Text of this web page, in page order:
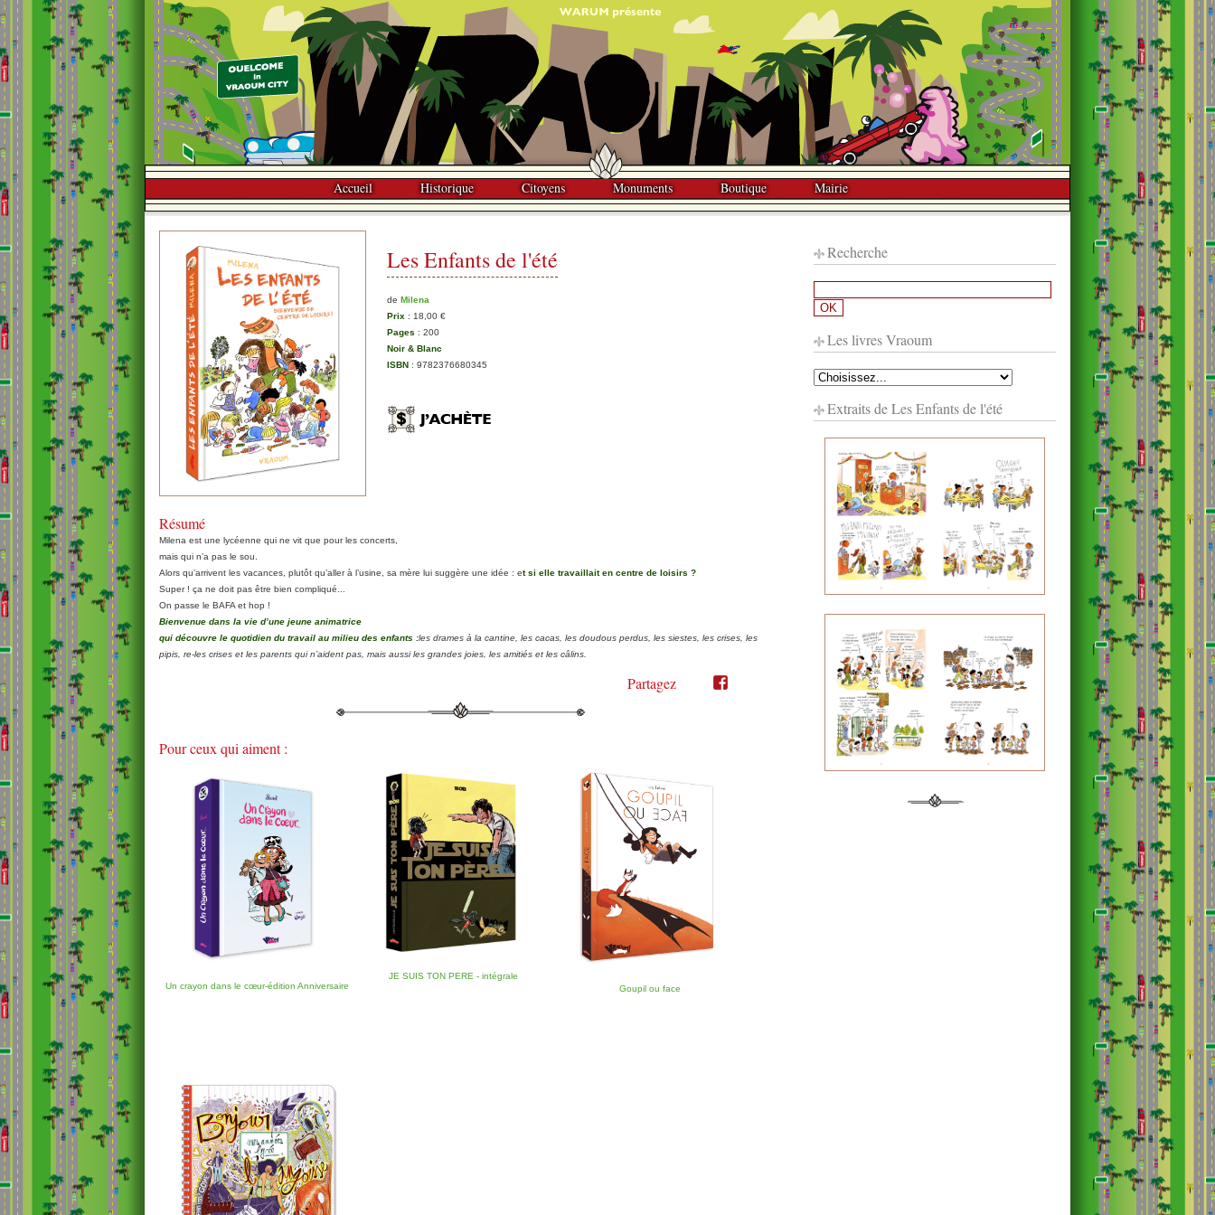
Accueil Historique Citoyens Monuments Boutique Mairie
Les Enfants de l'été
de Milena
Prix : 18,00 €
Pages : 200
Noir & Blanc
ISBN : 9782376680345
Résumé
Milena est une lycéenne qui ne vit que pour les concerts,
mais qui n’a pas le sou.
Alors qu’arrivent les vacances, plutôt qu’aller à l’usine, sa mère lui suggère une idée : et si elle travaillait en centre de loisirs ?
Super ! ça ne doit pas être bien compliqué...
On passe le BAFA et hop !
Bienvenue dans la vie d’une jeune animatrice
qui découvre le quotidien du travail au milieu des enfants :les drames à la cantine, les cacas, les doudous perdus, les siestes, les crises, les
pipis, re-les crises et les parents qui n’aident pas, mais aussi les grandes joies, les amitiés et les câlins.
Partagez
Partager
Partager
Pour ceux qui aiment :
Un crayon dans le cœur-édition Anniversaire
JE SUIS TON PERE - intégrale
Goupil ou face
Recherche
Les livres Vraoum
Extraits de Les Enfants de l'été